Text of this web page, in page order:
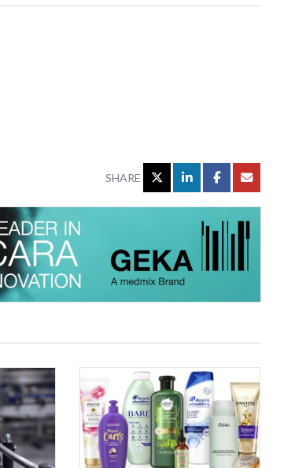
SHARE